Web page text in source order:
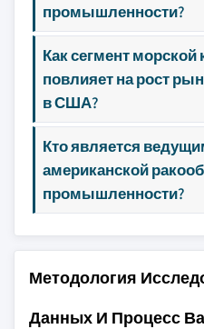
промышленности?
Как сегмент морской
повлияет на рост
в США?
Кто является
американской
промышленности?
Методология
Данных И Процесс